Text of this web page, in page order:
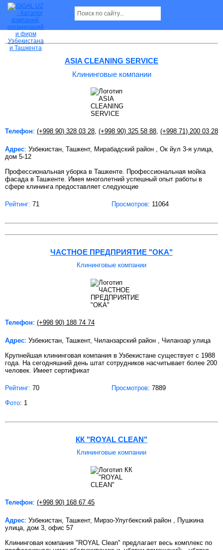
Клининговые компании в Ташкенте
ASIA CLEANING SERVICE
Клининговые компании
Телефон: (+998 90) 328 03 28 (+998 90) 325 58 88 (+998 71) 200 03 28
Адрес: Узбекистан, Ташкент, Мирабадский район , Ок йул 3-я улица,
дом 5-12
Профессиональная уборка в Ташкенте. Профессиональная мойка
фасада в Ташкенте. Имея многолетний успешный опыт работы в
сфере клининга предоставляет следующие
Рейтинг: 71 Просмотров: 11064
ЧАСТНОЕ ПРЕДПРИЯТИЕ "OKA"
Клининговые компании
Телефон: (+998 90) 188 74 74
Адрес: Узбекистан, Ташкент, Чиланзарский район , Чиланзар улица
Крупнейшая клининговая компания в Узбекистане существует с 1988
года. На сегодняшний день штат сотрудников насчитывает более 200
человек. Имеет сертификат
Рейтинг: 70 Просмотров: 7889
Фото: 1
КК "ROYAL CLEAN"
Клининговые компании
Телефон: (+998 90) 168 67 45
Адрес: Узбекистан, Ташкент, Мирзо-Улугбекский район , Пушкина
улица, дом 3, офис 57
Клининговая компания "ROYAL Clean" предлагает весь комплекс по